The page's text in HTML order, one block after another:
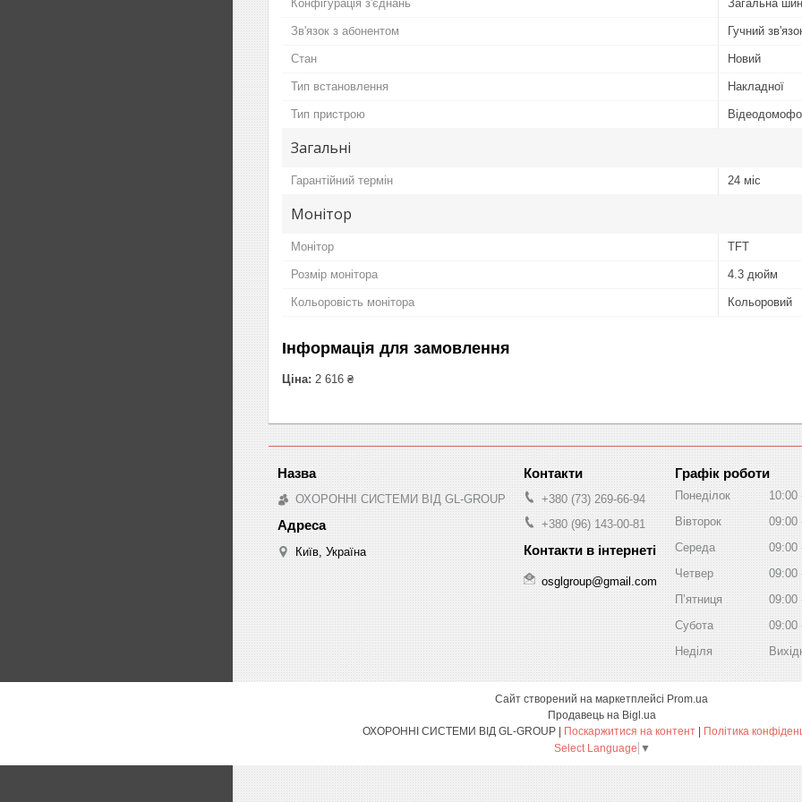
Конфігурація з'єднань Загальна
Зв'язок з абонентом Гучний
Стан Новий
Тип встановлення Накладної
Тип пристрою
Загальні
Гарантійний термін 24 міс
Монітор
Монітор TFT
Розмір монітора 4.3 дюйм
Кольоровість монітора Кольоровий
Інформація для замовлення
Ціна: 2 616 ₴
ОХОРОННІ СИСТЕМИ ВІД GL-GROUP
Київ, Україна
+380 (73) 269-66-94
+380 (96) 143-00-81
osglgroup@gmail.com
Графік роботи
Понеділок 10:00
Вівторок
09:00
Середа
09:00
Четвер
09:00
Пʼятниця
09:00
Субота
09:00
Неділя
Сайт створений на маркетплейсі Prom.ua
Продавець на Bigl.ua
Поскаржитися на контент
Політика
Select Language ▼